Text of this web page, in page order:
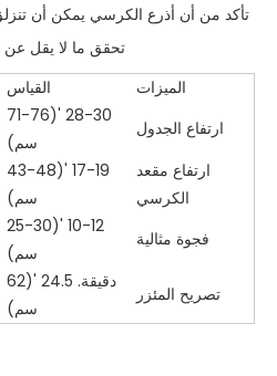
تأكد من أن أذرع الكرسي يمكن أن
تحقق ما لا يقل عن 12 سم خلوص الركبة
الميزات
القياس
ارتفاع الجدول
28-30 '(71-76
سم)
ارتفاع مقعد
الكرسي
17-19 '(43-48
سم)
فجوة مثالية
10-12 '(25-30
سم)
تصريح المئزر
دقيقة. 24.5 '(62
سم)